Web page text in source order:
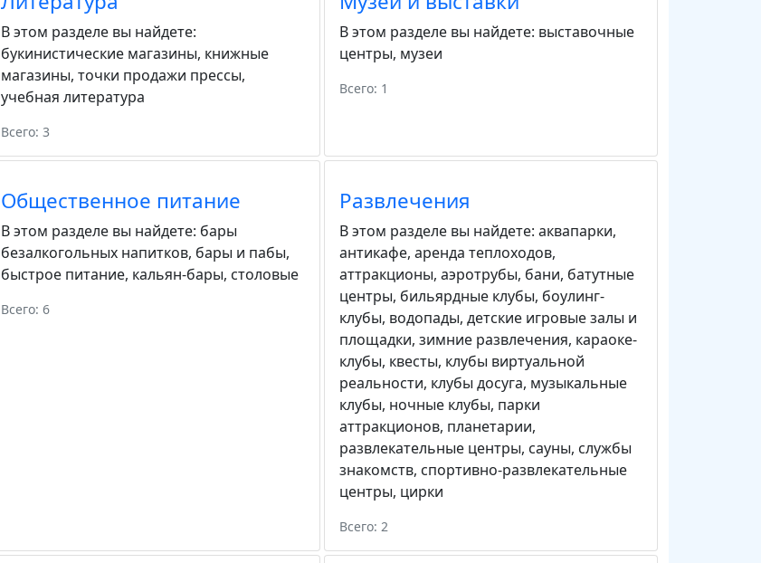
В этом разделе вы найдете:
букинистические магазины, книжные
магазины,точки продажи прессы,
учебная литература
Всего: 3
В этом разделе вы найдете: выставочные
центры, музеи
Всего: 1
Общественное питание
В этом разделе вы найдете: бары
безалкогольных напитков, бары и пабы,
быстрое питание, кальян-бары, столовые
Всего: 6
Развлечения
В этом разделе вы найдете: аквапарки,
антикафе, аренда теплоходов,
аттракционы, аэротрубы, бани, батутные
центры, бильярдные клубы, боулинг-
клубы, водопады, детские игровые залы и
площадки, зимние развлечения, караоке-
клубы, квесты, клубы виртуальной
реальности, клубы досуга, музыкальные
клубы, ночные клубы, парки
аттракционов, планетарии,
развлекательные центры, сауны, службы
знакомств, спортивно-развлекательные
центры, цирки
Всего: 2